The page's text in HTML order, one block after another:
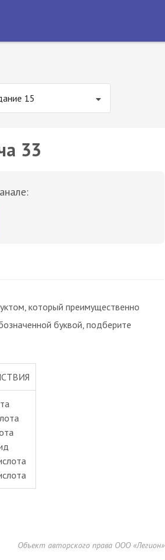
15
33
который преимущественно
буквой, подберите
Объект авторского права ООО «Легион»